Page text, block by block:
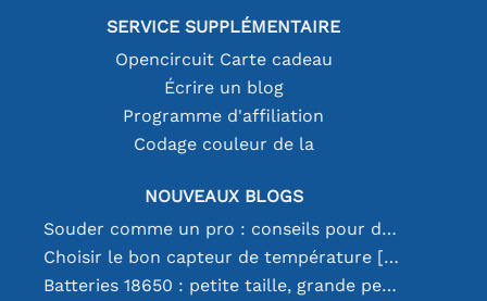
SERVICE SUPPLÉMENTAIRE
Opencircuit Carte cadeau
Écrire un blog
Programme d'affiliation
Codage couleur de la
NOUVEAUX BLOGS
Souder comme un pro : conseils pour des connexions électroniques parfaites
Choisir le bon capteur de température [youtube]
Batteries 18650 : petite taille, grande performance